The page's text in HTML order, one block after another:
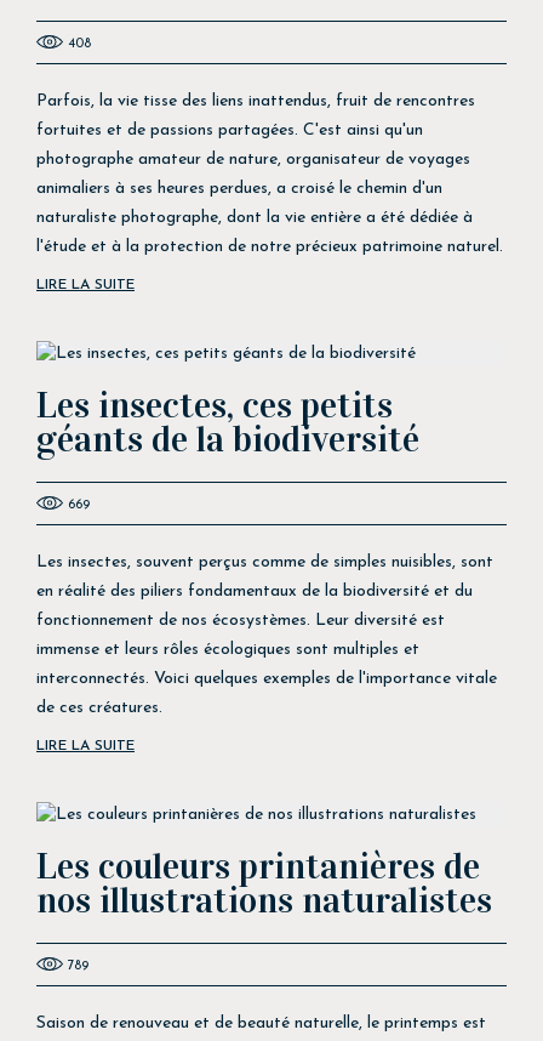
408
Parfois, la vie tisse des liens inattendus, fruit de rencontres
fortuites et de passions partagées. C'est ainsi qu'un
photographe amateur de nature, organisateur de voyages
animaliers à ses heures perdues, a croisé le chemin d'un
naturaliste photographe, dont la vie entière a été dédiée à
l'étude et à la protection de notre précieux patrimoine naturel.
LIRE LA SUITE
Les insectes, ces petits
géants de la biodiversité
669
Les insectes, souvent perçus comme de simples nuisibles, sont
en réalité des piliers fondamentaux de la biodiversité et du
fonctionnement de nos écosystèmes. Leur diversité est
immense et leurs rôles écologiques sont multiples et
interconnectés. Voici quelques exemples de l'importance vitale
de ces créatures.
LIRE LA SUITE
Les couleurs printanières de
nos illustrations naturalistes
789
Saison de renouveau et de beauté naturelle, le printemps est